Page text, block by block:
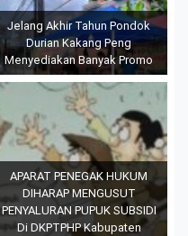
Jelang Akhir Tahun Pondok
Durian Kakang Peng
Menyediakan Banyak Promo
APARAT PENEGAK HUKUM
DIHARAP MENGUSUT
PENYALURAN PUPUK SUBSIDI
Di DKPTPHP Kabupaten